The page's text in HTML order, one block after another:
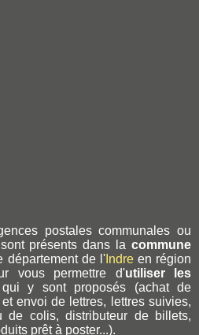
postales communales ou
présents dans la commune
département de l'Indreen région
vous permettre d'utiliser les
qui y sont proposés (achat de
envoi de lettres, lettres suivies,
de colis, distributeur de billets,
prêt à poster...).